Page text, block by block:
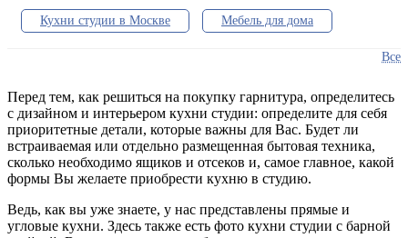
Кухни студии в Москве Мебель для дома
Стиль лофт Классические
Фасады в Москве Студии на заказ
Кухни от производителя Онлайн расчет
Стильные решения Белые Матовые
Все
Перед тем, как решиться на покупку гарнитура, определитесь
с дизайном и интерьером кухни студии: определите для себя
приоритетные детали, которые важны для Вас. Будет ли
встраиваемая или отдельно размещенная бытовая техника,
сколько необходимо ящиков и отсеков и, самое главное, какой
формы Вы желаете приобрести кухню в студию.
Ведь, как вы уже знаете, у нас представлены прямые и
угловые кухни. Здесь также есть фото кухни студии с барной